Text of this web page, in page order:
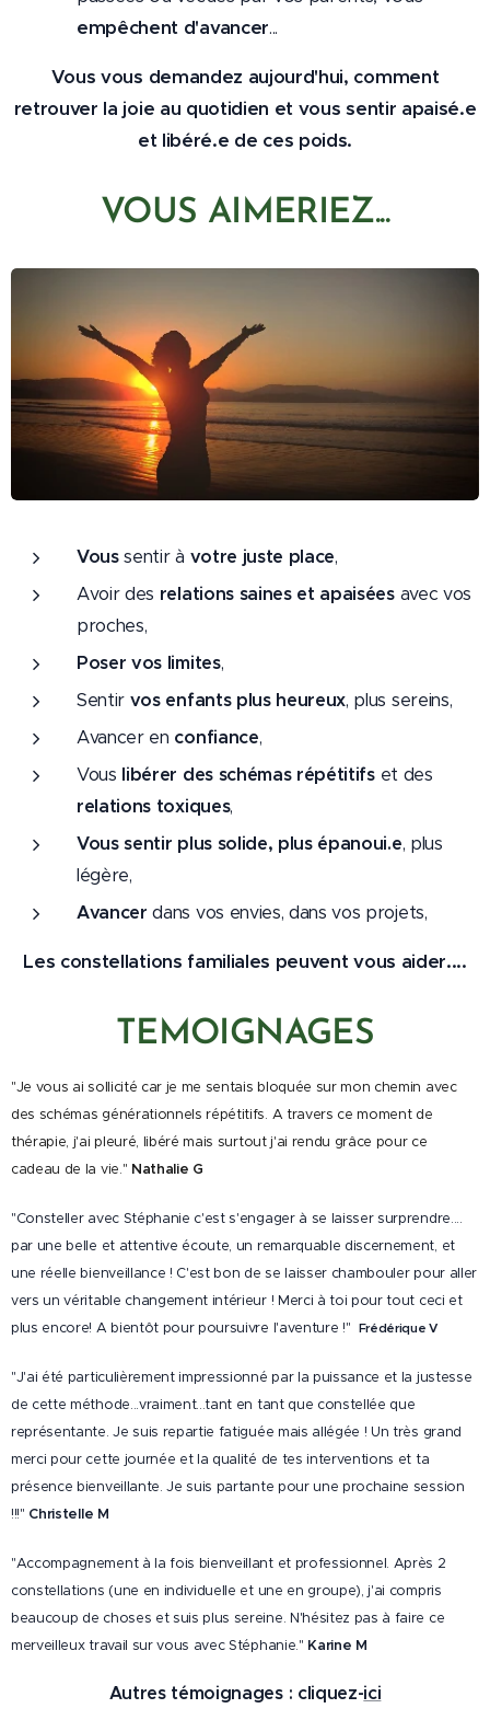
empêchent d'avancer...
Vous vous demandez aujourd'hui, comment
retrouver la joie au quotidien et vous sentir apaisé.e
et libéré.e de ces poids.
VOUS AIMERIEZ...
Voussentir à votre juste place,
Avoir des relations saines et apaiséesavec vos
proches,
Poser vos limites,
Sentir vos enfants plus heureux, plus sereins,
Avancer en confiance,
Vous libérer des schémas répétitifs et des
relations toxiques,
Vous sentir plus solide, plus épanoui.e, plus
légère,
Avancerdans vos envies, dans vos projets,
Les constellations familiales peuvent vous aider....
TEMOIGNAGES
"Je vous ai sollicité car je me sentais bloquée sur mon chemin avec
des schémas générationnels répétitifs. A travers ce moment de
thérapie, j'ai pleuré, libéré mais surtout j'ai rendu grâce pour ce
cadeau de la vie." Nathalie G
"Consteller avec Stéphanie c'est s'engager à se laisser surprendre....
par une belle et attentive écoute, un remarquable discernement, et
une réelle bienveillance ! C'est bon de se laisser chambouler pour aller
vers un véritable changement intérieur ! Merci à toi pour tout ceci et
plus encore! A bientôt pour poursuivre l'aventure !" Frédérique V
"J'ai été particulièrement impressionné par la puissance et la justesse
de cette méthode...vraiment...tant en tant que constellée que
représentante. Je suis repartie fatiguée mais allégée ! Un très grand
merci pour cette journée et la qualité de tes interventions et ta
présence bienveillante. Je suis partante pour une prochaine session
!!!" Christelle M
"Accompagnement à la fois bienveillant et professionnel. Après 2
constellations (une en individuelle et une en groupe), j'ai compris
beaucoup de choses et suis plus sereine. N'hésitez pas à faire ce
merveilleux travail sur vous avec Stéphanie." Karine M
Autres témoignages : cliquez-ici